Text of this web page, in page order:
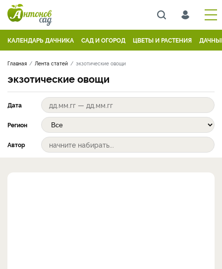
КАЛЕНДАРЬ ДАЧНИКА САД И ОГОРОД ЦВЕТЫ И РАСТЕНИЯ
Главная Лента статей экзотические овощи
экзотические овощи
Дата
Регион
Автор